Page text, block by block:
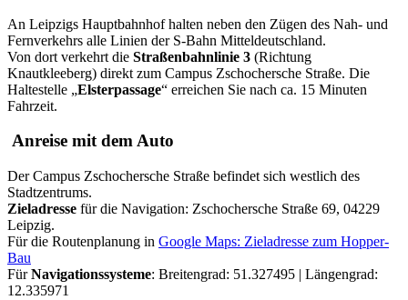
An Leipzigs Hauptbahnhof halten neben den Zügen des Nah- und
Fernverkehrs alle Linien der S-Bahn Mitteldeutschland.
Von dort verkehrt die Straßenbahnlinie 3 (Richtung
Knautkleeberg) direkt zum Campus Zschochersche Straße. Die
Haltestelle „Elsterpassage“ erreichen Sie nach ca. 15 Minuten
Fahrzeit.
Anreise mit dem Auto
Der Campus Zschochersche Straße befindet sich westlich des
Stadtzentrums.
Zieladresse für die Navigation: Zschochersche Straße 69, 04229
Leipzig.
Für die Routenplanung in Google Maps: Zieladresse zum Hopper-
Bau
FürNavigationssysteme: Breitengrad: 51.327495 | Längengrad:
12.335971